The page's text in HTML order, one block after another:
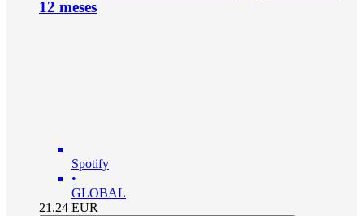
12 meses
Spotify
•
GLOBAL
21.24 EUR